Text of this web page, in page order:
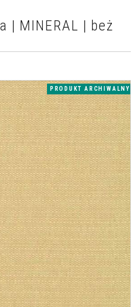
| MINERAL | beż
PRODUKT ARCHIWALNY